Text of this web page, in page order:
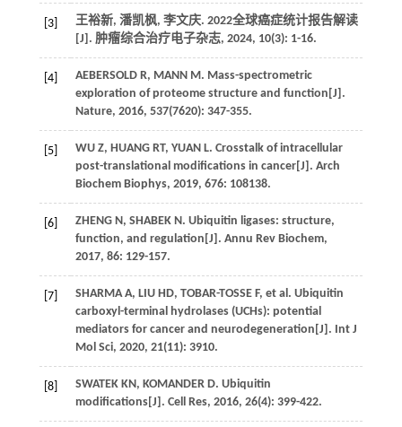
[3]
王裕新, 潘凯枫, 李文庆. 2022全球癌症统计报告解读
[J]. 肿瘤综合治疗电子杂志, 2024, 10(3): 1-16.
[4] AEBERSOLD R, MANN M. Mass-spectrometric
exploration of proteome structure and function[J].
Nature, 2016, 537(7620): 347-355.
[5] WU Z, HUANG RT, YUAN L. Crosstalk of intracellular
post-translational modifications in cancer[J]. Arch
Biochem Biophys, 2019, 676: 108138.
[6] ZHENG N, SHABEK N. Ubiquitin ligases: structure,
function, and regulation[J]. Annu Rev Biochem,
2017, 86: 129-157.
[7] SHARMA A, LIU HD, TOBAR-TOSSE F, et al . Ubiquitin
carboxyl-terminal hydrolases (UCHs): potential
mediators for cancer and neurodegeneration[J]. Int J
Mol Sci, 2020, 21(11): 3910.
[8] SWATEK KN, KOMANDER D. Ubiquitin
modifications[J]. Cell Res, 2016, 26(4): 399-422.